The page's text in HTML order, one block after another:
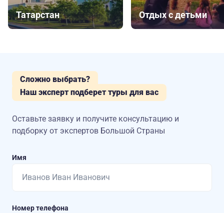
Татарстан Отдых с детьми
Сложно выбрать?
Наш эксперт подберет туры для вас
Оставьте заявку и получите консультацию и
подборку от экспертов Большой Страны
Имя
Номер телефона